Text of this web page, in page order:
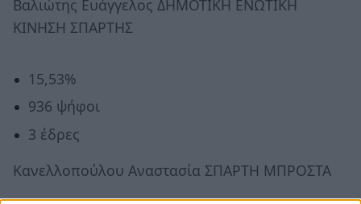
Βαλιώτης Ευάγγελος ΔΗΜΟΤΙΚΗ ΕΝΩΤΙΚΗ
ΚΙΝΗΣΗ ΣΠΑΡΤΗΣ
15,53%
936 ψήφοι
3 έδρες
Κανελλοπούλου Αναστασία ΣΠΑΡΤΗ ΜΠΡΟΣΤΑ